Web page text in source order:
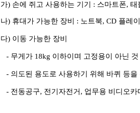
가) 손에 쥐고 사용하는 기기 : 스마트폰,
나) 휴대가 가능한 장비 : 노트북, CD 플레
다) 이동 가능한 장비
- 무게가 18kg 이하이며 고정용이 아닌 것
- 의도된 용도로 사용하기 위해 바퀴 등을
- 전동공구, 전기자전거, 업무용 비디오카